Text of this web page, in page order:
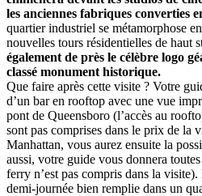
les anciennes fabriques converties
quartier industriel se métamorphose
nouvelles tours résidentielles de haut
également de près le célèbre logo
classé monument historique.
Que faire après cette visite ? Votre
d’un bar en rooftop avec une vue
pont de Queensboro (l’accès au
sont pas comprises dans le prix de la
Manhattan, vous aurez ensuite la
aussi, votre guide vous donnera
ferry n’est pas compris dans la
demi-journée bien remplie dans un